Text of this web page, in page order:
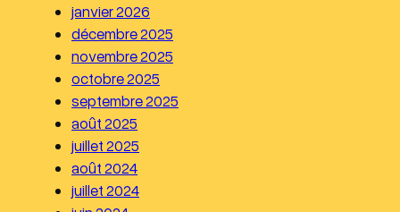
janvier 2026
décembre 2025
novembre 2025
octobre 2025
septembre 2025
août 2025
juillet 2025
août 2024
juillet 2024